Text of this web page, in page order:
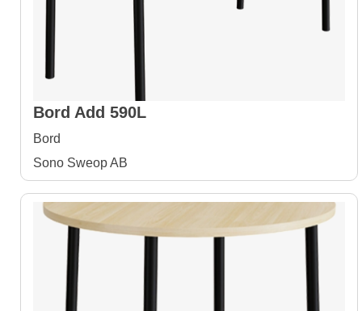
Bord Add 590L
Bord
Sono Sweop AB